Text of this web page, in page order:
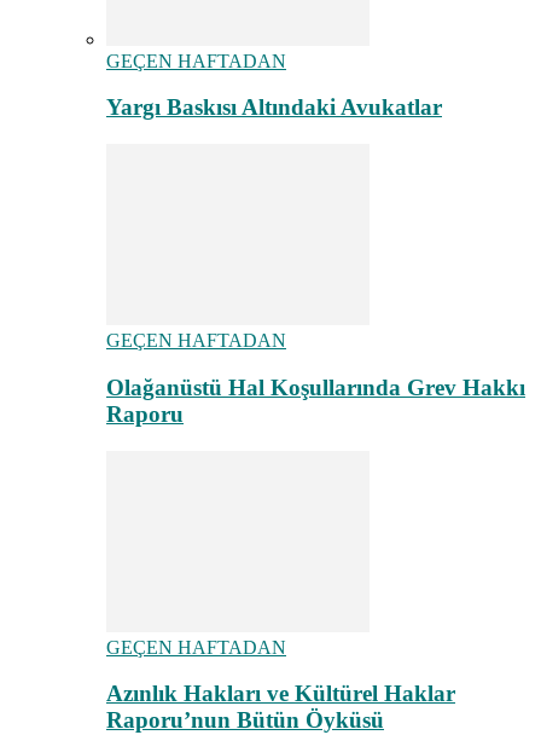
GEÇEN HAFTADAN
Yargı Baskısı Altındaki Avukatlar
GEÇEN HAFTADAN
Olağanüstü Hal Koşullarında Grev Hakkı
Raporu
GEÇEN HAFTADAN
Azınlık Hakları ve Kültürel Haklar
Raporu’nun Bütün Öyküsü